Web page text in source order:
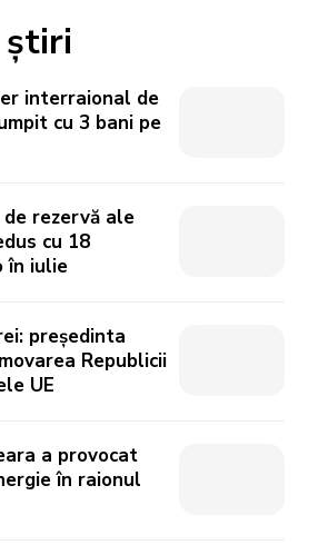
interraional de
cu 3 bani pe
rezervă ale
cu 18
în iulie
președinta
Republicii
UE
a provocat
în raionul